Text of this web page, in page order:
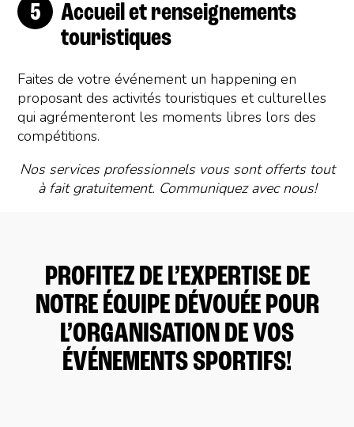
Accueil et renseignements
touristiques
Faites de votre événement un happening en
proposant des activités touristiques et culturelles
qui agrémenteront les moments libres lors des
compétitions.
Nos services professionnels vous sont offerts tout
à fait gratuitement. Communiquez avec nous!
PROFITEZ DE L’EXPERTISE DE
NOTRE ÉQUIPE DÉVOUÉE POUR
L’ORGANISATION DE VOS
ÉVÉNEMENTS SPORTIFS!